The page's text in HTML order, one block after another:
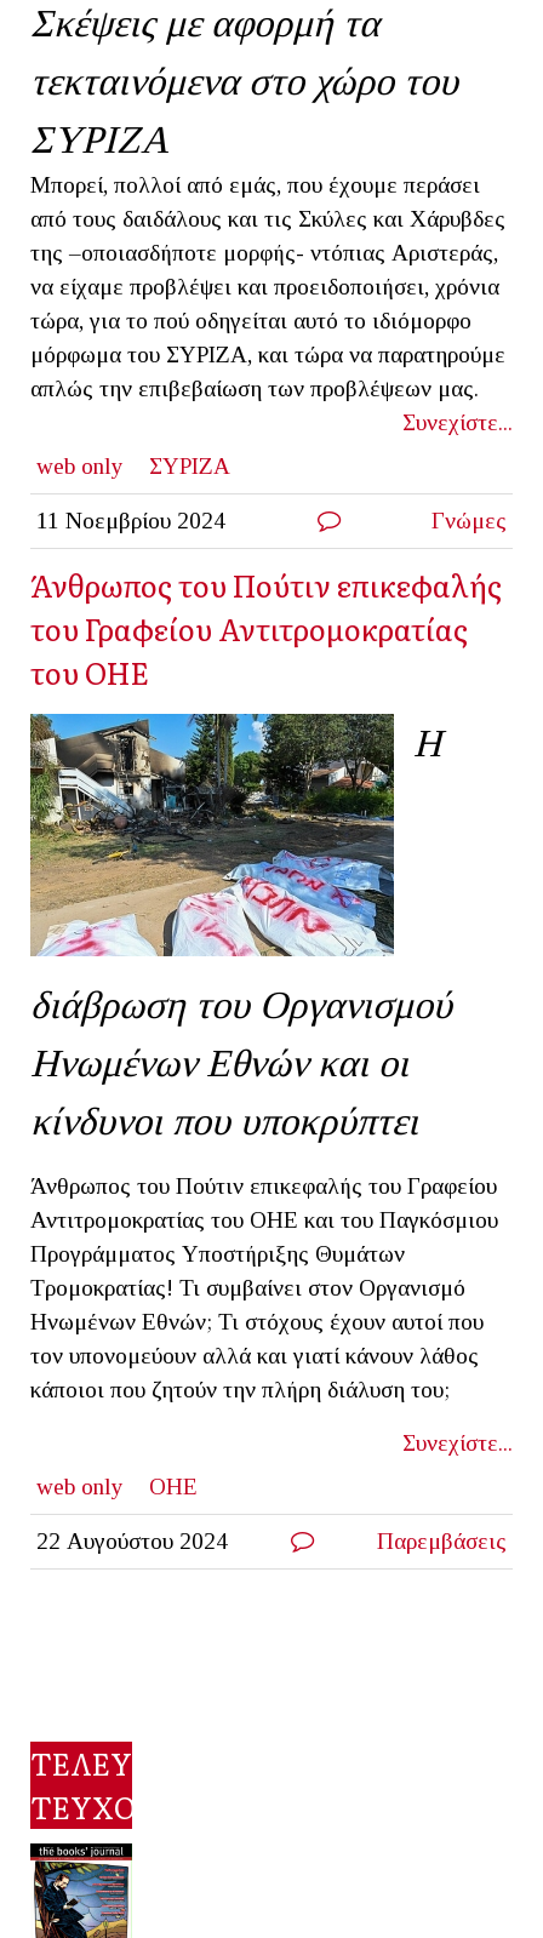
Σκέψεις με αφορμή τα
τεκταινόμενα στο χώρο του
ΣΥΡΙΖΑ
Μπορεί, πολλοί από εμάς, που έχουμε περάσει
από τους δαιδάλους και τις Σκύλες και Χάρυβδες
της –οποιασδήποτε μορφής- ντόπιας Αριστεράς,
να είχαμε προβλέψει και προειδοποιήσει, χρόνια
τώρα, για το πού οδηγείται αυτό το ιδιόμορφο
μόρφωμα του ΣΥΡΙΖΑ, και τώρα να παρατηρούμε
απλώς την επιβεβαίωση των προβλέψεων μας.
Συνεχίστε...
web only
ΣΥΡΙΖΑ
11 Νοεμβρίου 2024 Γνώμες
Άνθρωπος του Πούτιν επικεφαλής
του Γραφείου Αντιτρομοκρατίας
του ΟΗΕ
Η
διάβρωση του Οργανισμού
Ηνωμένων Εθνών και οι
κίνδυνοι που υποκρύπτει
Άνθρωπος του Πούτιν επικεφαλής του Γραφείου
Αντιτρομοκρατίας του ΟΗΕ και του Παγκόσμιου
Προγράμματος Υποστήριξης Θυμάτων
Τρομοκρατίας! Τι συμβαίνει στον Οργανισμό
Ηνωμένων Εθνών; Τι στόχους έχουν αυτοί που
τον υπονομεύουν αλλά και γιατί κάνουν λάθος
κάποιοι που ζητούν την πλήρη διάλυση του;
Συνεχίστε...
web only
ΟΗΕ
22 Αυγούστου 2024 Παρεμβάσεις
ΤΕΛΕΥΤΑΙΟ
ΤΕΥΧΟΣ